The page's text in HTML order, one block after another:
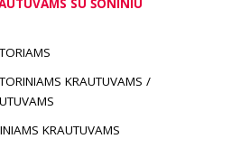
SU ŠONINIU
KRAUTUVAMS /
KRAUTUVAMS